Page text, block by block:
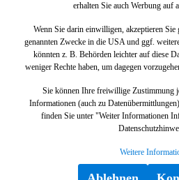
erhalten Sie auch Werbung auf
Wenn Sie darin einwilligen, akzeptieren
genannten Zwecke in die USA und ggf.
könnten z. B. Behörden leichter auf diese
weniger Rechte haben, um dagegen
Sie können Ihre freiwillige Zustimmung
Informationen (auch zu
finden Sie unter "Weiter Informationen
Weitere